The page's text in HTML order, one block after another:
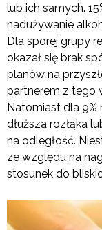
lub ich samych.
nadużywanie
Dla sporej grupy
okazał się brak
planów na
partnerem z tego
Natomiast dla 9%
dłuższa rozłąka
na odległość.
ze względu na
stosunek do